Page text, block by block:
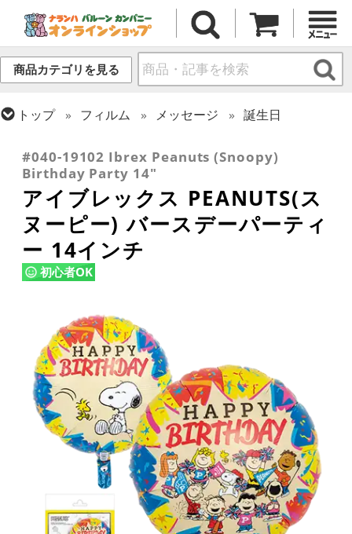
商品カテゴリを見る
トップ フィルム メッセージ
誕生日
その他海外キャラクター
#040-19102 Ibrex Peanuts (Snoopy)
Birthday Party 14"
アイブレックス PEANUTS(ス
ヌーピー) バースデーパーティ
ー 14インチ
初心者OK